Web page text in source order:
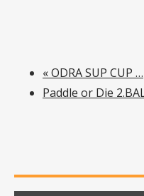
«ODRA SUP CUP …
Paddle or Die